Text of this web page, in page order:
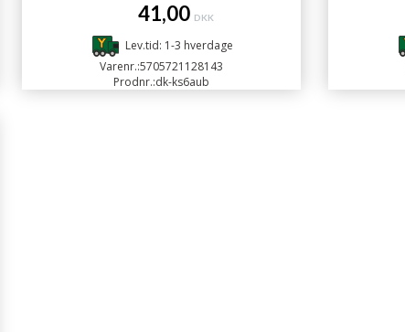
41,00 DKK
Lev.tid: 1-3 hverdage
Varenr.:5705721128143
Prodnr.:dk-ks6aub